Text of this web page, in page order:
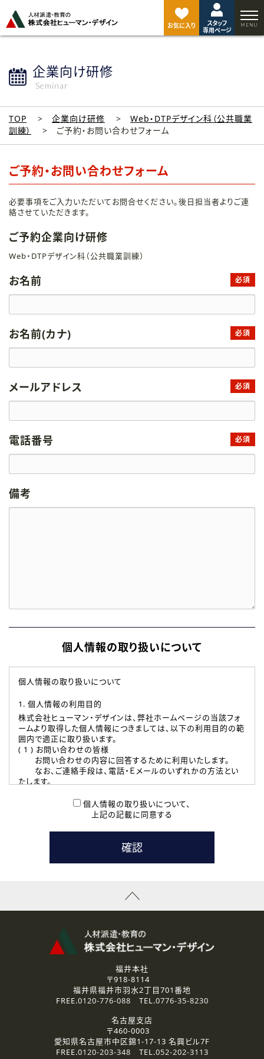
お気に入り
スタッフ
専用ページ
企業向け研修
Seminar
TOP 企業向け研修
Web・DTPデザイン科（公共職業
訓練）
ご予約・お問い合わせフォーム
ご予約・お問い合わせフォーム
必要事項をご入力いただいてお問合せください。後日担当者よりご連
絡させていただきます。
ご予約企業向け研修
Web・DTPデザイン科（公共職業訓練）
お名前 必須
お名前(カナ) 必須
メールアドレス 必須
電話番号 必須
備考
個人情報の取り扱いについて
個人情報の取り扱いについて
1. 個人情報の利用目的
株式会社ヒューマン・デザインは、弊社ホームページの当該フォ
ームより取得した個人情報につきましては、以下の利用目的の範
囲内で適正に取り扱います。
( 1 ) お問い合わせの皆様
お問い合わせの内容に回答するために利用いたします。
なお、ご連絡手段は、電話・Ｅメールのいずれかの方法とい
たします。
本登録に関するご連絡および本登録時の参考情報として利
たします。
( 3 ) スタッフ派遣を検討されている企業の皆様
お問い合わせの内容に回答するために利用いたします。
なお、ご連絡手段は、電話・Ｅメールのいずれかの方法とい
資料送付、受講相談に関するご連絡のために利用いたしま
その他、お問い合わせの内容に回答するために利用いたし
なお、ご連絡手段は、電話・Ｅメールのいずれかの方法とい
2.個人情報の第三者提供
ご提供いただいた個人情報は、法令等の規定に従う場合を除き、
3.個人情報の取り扱いの委託
弊社の定める個人情報保護の評価基準を満たした委託先に、個
人情報を委託する場合があります。
個人情報の取り扱いについて、
上記の記載に同意する
ジ
ト
福井本社
〒918-8114
福井県福井市羽水2丁目701番地
FREE.0120-776-088 TEL.0776-35-8230
名古屋支店
〒460-0003
愛知県名古屋市中区錦1-17-13 名興ビル7F
FREE.0120-203-348 TEL.052-202-3113